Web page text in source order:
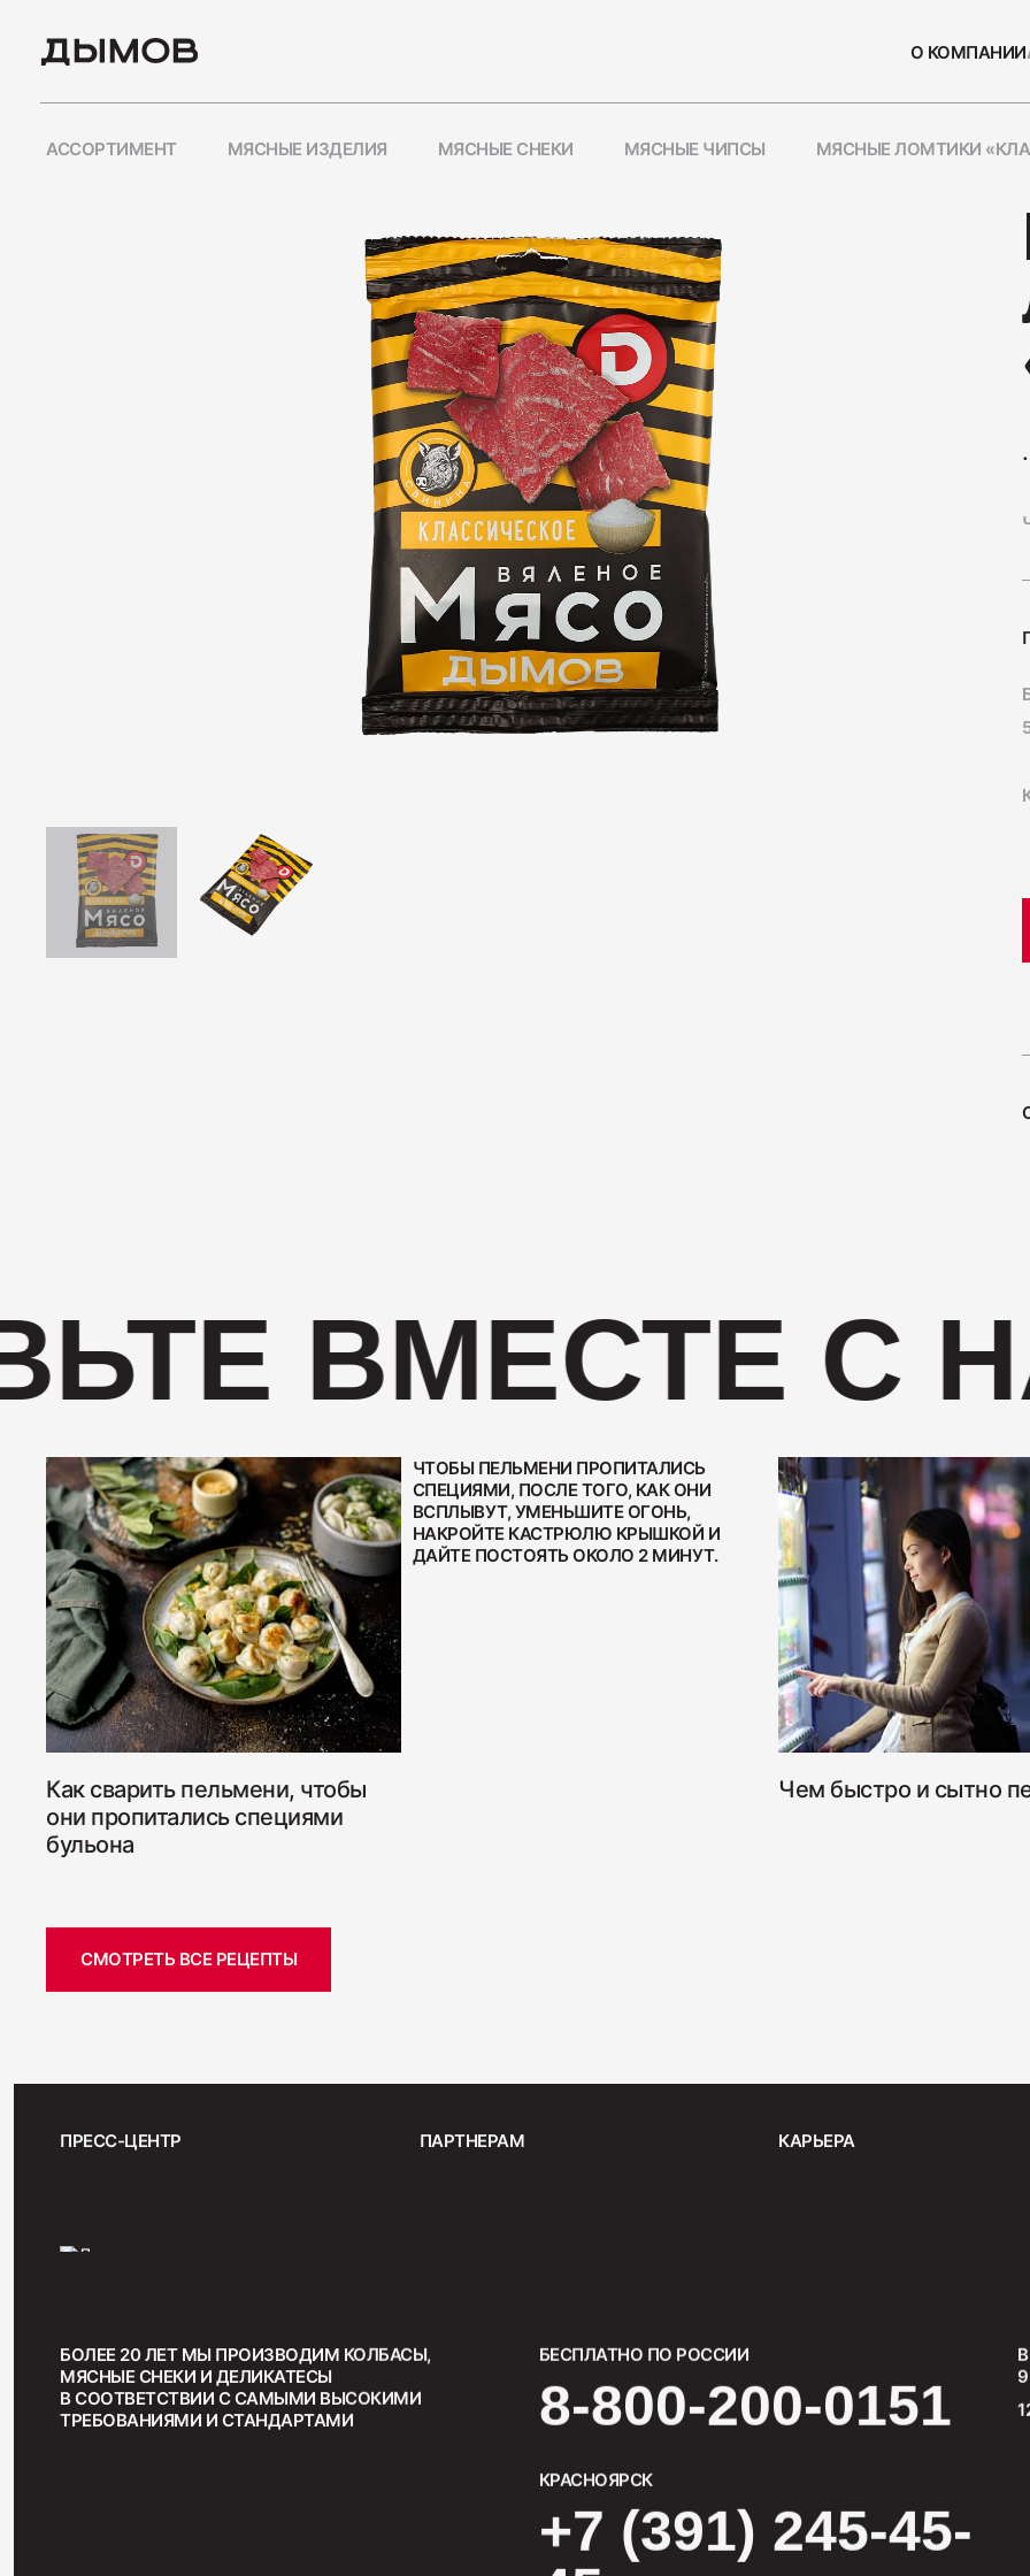
О КОМПАНИИ
600
Бекон
200
АССОРТИМЕНТ МЯСНЫЕ ИЗДЕЛИЯ МЯСНЫЕ СНЕКИ МЯСНЫЕ ЧИПСЫ МЯСНЫЕ ЛОМТИКИ
ВМЕСТЕ С
Как сварить пельмени, чтобы
они пропитались специями
бульона
ЧТОБЫ ПЕЛЬМЕНИ ПРОПИТАЛИСЬ
СПЕЦИЯМИ, ПОСЛЕ ТОГО, КАК ОНИ
ВСПЛЫВУТ, УМЕНЬШИТЕ ОГОНЬ,
НАКРОЙТЕ КАСТРЮЛЮ КРЫШКОЙ И
ДАЙТЕ ПОСТОЯТЬ ОКОЛО 2 МИНУТ.
Чем быстро и сытно
СМОТРЕТЬ ВСЕ РЕЦЕПТЫ
ПРЕСС-ЦЕНТР ПАРТНЕРАМ КАРЬЕРА
БОЛЕЕ 20 ЛЕТ МЫ ПРОИЗВОДИМ КОЛБАСЫ,
МЯСНЫЕ СНЕКИ И ДЕЛИКАТЕСЫ
В СООТВЕТСТВИИ С САМЫМИ ВЫСОКИМИ
ТРЕБОВАНИЯМИ И СТАНДАРТАМИ
БЕСПЛАТНО ПО РОССИИ
8-800-200-0151
КРАСНОЯРСК
+7 (391) 245-45-